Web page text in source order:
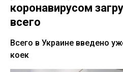
коронавирусом
всего
Всего в Украине введено
коек